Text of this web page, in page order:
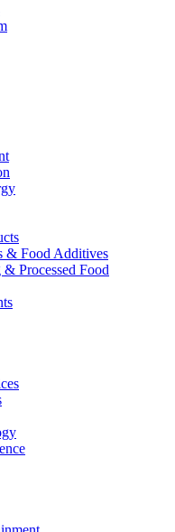
& Food Additives
Processed Food